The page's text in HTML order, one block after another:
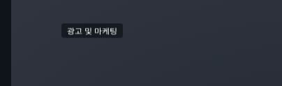
광고 및 마케팅